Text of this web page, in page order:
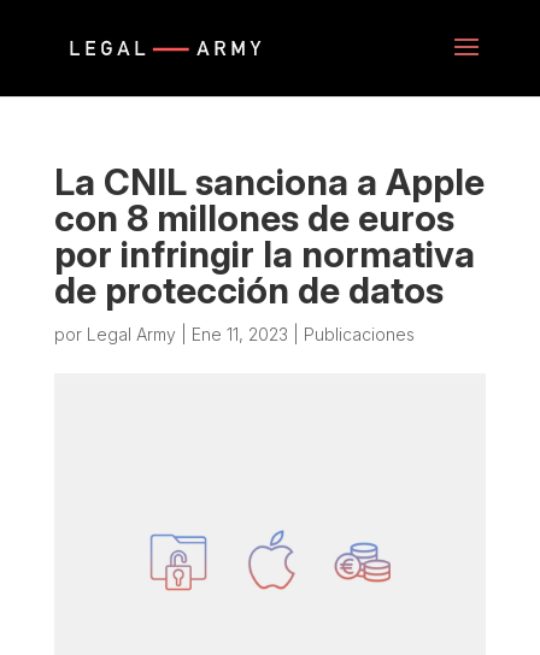
La CNIL sanciona a Apple
con 8 millones de euros
por infringir la normativa
de protección de datos
por Legal Army Ene 11, 2023 Publicaciones